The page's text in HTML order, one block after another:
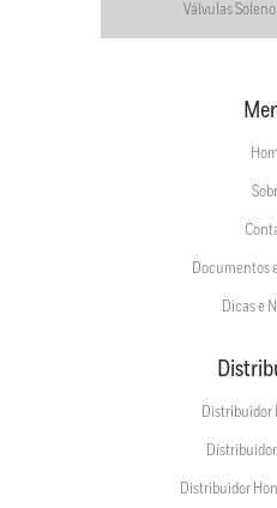
Válvulas
Documentos
Dicas e
Distribuidor
Distribuidor